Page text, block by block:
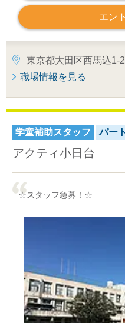
エン
東京都大田区西馬込1-
職場情報を見る
学童補助スタッフ パー
アクティ小日台
☆スタッフ急募！☆